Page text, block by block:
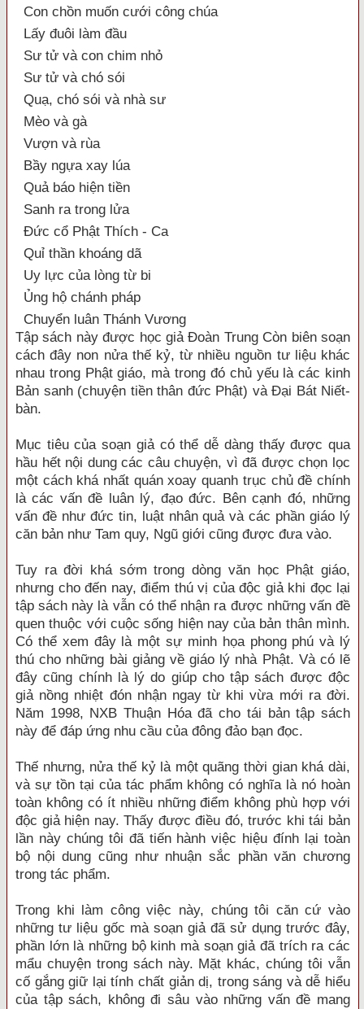
Con chồn muốn cưới công chúa
Lấy đuôi làm đầu
Sư tử và con chim nhỏ
Sư tử và chó sói
Quạ, chó sói và nhà sư
Mèo và gà
Vượn và rùa
Bầy ngựa xay lúa
Quả báo hiện tiền
Sanh ra trong lửa
Đức cổ Phật Thích - Ca
Quỉ thần khoáng dã
Uy lực của lòng từ bi
Ủng hộ chánh pháp
Chuyển luân Thánh Vương
Tập sách này được học giả Đoàn Trung Còn biên soạn
cách đây non nửa thế kỷ, từ nhiều nguồn tư liệu khác
nhau trong Phật giáo, mà trong đó chủ yếu là các kinh
Bản sanh (chuyện tiền thân đức Phật) và Đại Bát Niết-
bàn.
Mục tiêu của soạn giả có thể dễ dàng thấy được qua
hầu hết nội dung các câu chuyện, vì đã được chọn lọc
một cách khá nhất quán xoay quanh trục chủ đề chính
là các vấn đề luân lý, đạo đức. Bên cạnh đó, những
vấn đề như đức tin, luật nhân quả và các phần giáo lý
căn bản như Tam quy, Ngũ giới cũng được đưa vào.
Tuy ra đời khá sớm trong dòng văn học Phật giáo,
nhưng cho đến nay, điểm thú vị của độc giả khi đọc lại
tập sách này là vẫn có thể nhận ra được những vấn đề
quen thuộc với cuộc sống hiện nay của bản thân mình.
Có thể xem đây là một sự minh họa phong phú và lý
thú cho những bài giảng về giáo lý nhà Phật. Và có lẽ
đây cũng chính là lý do giúp cho tập sách được độc
giả nồng nhiệt đón nhận ngay từ khi vừa mới ra đời.
Năm 1998, NXB Thuận Hóa đã cho tái bản tập sách
này để đáp ứng nhu cầu của đông đảo bạn đọc.
Thế nhưng, nửa thế kỷ là một quãng thời gian khá dài,
và sự tồn tại của tác phẩm không có nghĩa là nó hoàn
toàn không có ít nhiều những điểm không phù hợp với
độc giả hiện nay. Thấy được điều đó, trước khi tái bản
lần này chúng tôi đã tiến hành việc hiệu đính lại toàn
bộ nội dung cũng như nhuận sắc phần văn chương
trong tác phẩm.
Trong khi làm công việc này, chúng tôi căn cứ vào
những tư liệu gốc mà soạn giả đã sử dụng trước đây,
phần lớn là những bộ kinh mà soạn giả đã trích ra các
mẩu chuyện trong sách này. Mặt khác, chúng tôi vẫn
cố gắng giữ lại tính chất giản dị, trong sáng và dễ hiểu
của tập sách, không đi sâu vào những vấn đề mang